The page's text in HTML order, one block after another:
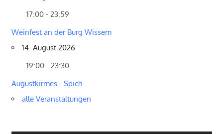
17:00 - 23:59
Weinfest an der Burg Wissem
14. August 2026
19:00 - 23:30
Augustkirmes - Spich
alle Veranstaltungen